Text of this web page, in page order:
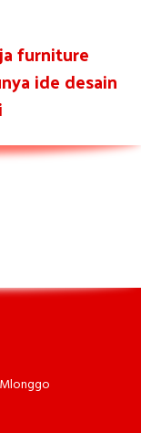
furniture
ide desain